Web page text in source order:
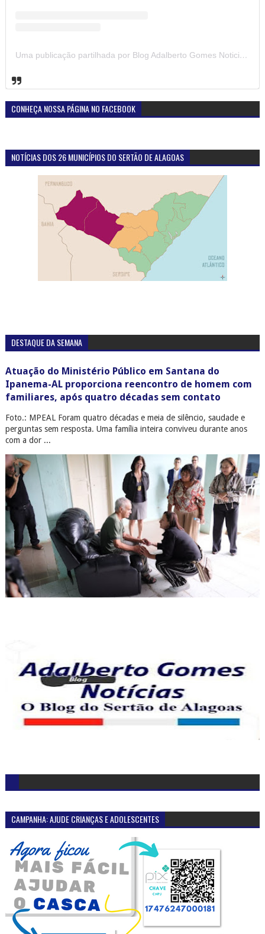
Uma publicação partilhada por Blog Adalberto Gomes Noticias (@blogadalbertogomesnoticiass)
CONHEÇA NOSSA PÁGINA NO FACEBOOK
NOTÍCIAS DOS 26 MUNICÍPIOS DO SERTÃO DE ALAGOAS
DESTAQUE DA SEMANA
Atuação do Ministério Público em Santana do
Ipanema-AL proporciona reencontro de homem com
familiares, após quatro décadas sem contato
Foto.: MPEAL Foram quatro décadas e meia de silêncio, saudade e
perguntas sem resposta. Uma família inteira conviveu durante anos
com a dor ...
CAMPANHA: AJUDE CRIANÇAS E ADOLESCENTES